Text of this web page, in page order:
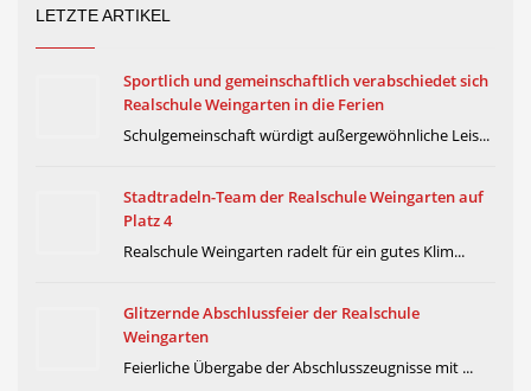
LETZTE ARTIKEL
Sportlich und gemeinschaftlich verabschiedet sich
Realschule Weingarten in die Ferien
Schulgemeinschaft würdigt außergewöhnliche Leis...
Stadtradeln-Team der Realschule Weingarten auf
Platz 4
Realschule Weingarten radelt für ein gutes Klim...
Glitzernde Abschlussfeier der Realschule
Weingarten
Feierliche Übergabe der Abschlusszeugnisse mit ...